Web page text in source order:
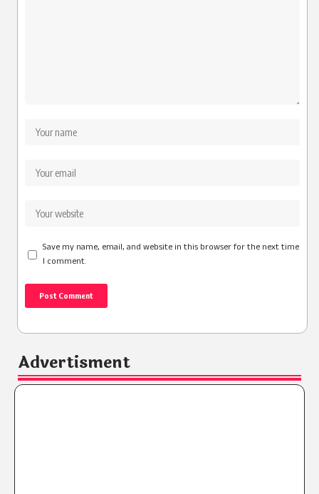
Save my name, email, and website in this browser for the next time
I comment.
Advertisment